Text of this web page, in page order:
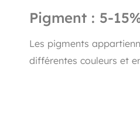
Pigment : 5-
Les pigments
différentes couleurs et